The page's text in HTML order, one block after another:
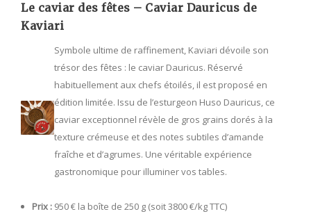
Le caviar des fêtes – Caviar Dauricus de
Kaviari
Symbole ultime de raffinement, Kaviari dévoile son
trésor des fêtes : le caviar Dauricus. Réservé
habituellement aux chefs étoilés, il est proposé en
édition limitée. Issu de l’esturgeon Huso Dauricus, ce
caviar exceptionnel révèle de gros grains dorés à la
texture crémeuse et des notes subtiles d’amande
fraîche et d’agrumes. Une véritable expérience
gastronomique pour illuminer vos tables.
Prix : 950 € la boîte de 250 g (soit 3800 €/kg TTC)